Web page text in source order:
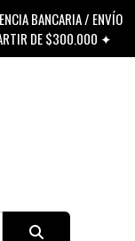
BANCARIA / ENVÍO
DE $300.000 ✦